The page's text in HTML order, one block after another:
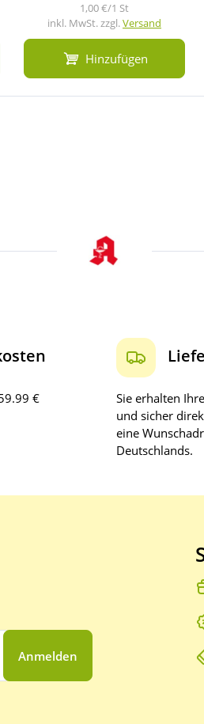
1,00 €/1 St
inkl. MwSt. zzgl.Versand
Hinzufügen
€
Sie erhalten
und sicher
eine
Deutschlands.
Anmelden